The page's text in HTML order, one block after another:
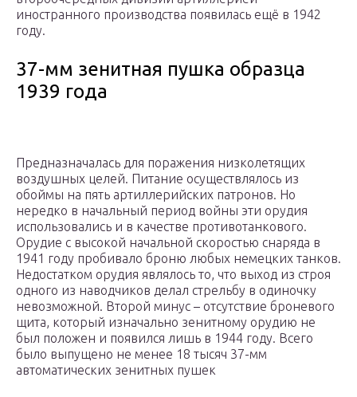
иностранного производства появилась ещё в 1942
году.
37-мм зенитная пушка образца
1939 года
Предназначалась для поражения низколетящих
воздушных целей. Питание осуществлялось из
обоймы на пять артиллерийских патронов. Но
нередко в начальный период войны эти орудия
использовались и в качестве противотанкового.
Орудие с высокой начальной скоростью снаряда в
1941 году пробивало броню любых немецких танков.
Недостатком орудия являлось то, что выход из строя
одного из наводчиков делал стрельбу в одиночку
невозможной. Второй минус – отсутствие броневого
щита, который изначально зенитному орудию не
был положен и появился лишь в 1944 году. Всего
было выпущено не менее 18 тысяч 37-мм
автоматических зенитных пушек